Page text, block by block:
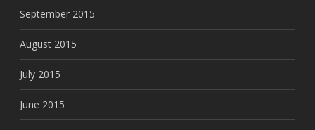
September 2015
August 2015
July 2015
June 2015